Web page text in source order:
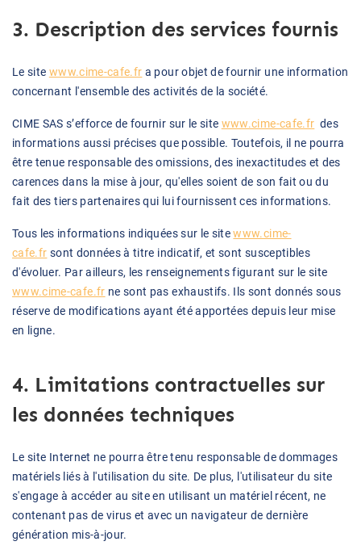
3. Description des services fournis
Le site www.cime-cafe.fr a pour objet de fournir une information
concernant l'ensemble des activités de la société.
CIME SAS s’efforce de fournir sur le site www.cime-cafe.fr des
informations aussi précises que possible. Toutefois, il ne pourra
être tenue responsable des omissions, des inexactitudes et des
carences dans la mise à jour, qu'elles soient de son fait ou du
fait des tiers partenaires qui lui fournissent ces informations.
Tous les informations indiquées sur le sitewww.cime-
cafe.fr sont données à titre indicatif, et sont susceptibles
d'évoluer. Par ailleurs, les renseignements figurant sur le site
www.cime-cafe.fr ne sont pas exhaustifs. Ils sont donnés sous
réserve de modifications ayant été apportées depuis leur mise
en ligne.
4. Limitations contractuelles sur
les données techniques
Le site Internet ne pourra être tenu responsable de dommages
matériels liés à l'utilisation du site. De plus, l'utilisateur du site
s'engage à accéder au site en utilisant un matériel récent, ne
contenant pas de virus et avec un navigateur de dernière
génération mis-à-jour.